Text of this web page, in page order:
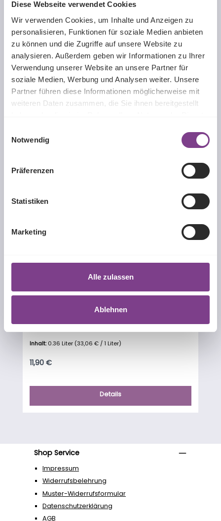
Diese Webseite verwendet Cookies
Wir verwenden Cookies, um Inhalte und Anzeigen zu
personalisieren, Funktionen für soziale Medien anbieten
zu können und die Zugriffe auf unsere Website zu
analysieren. Außerdem geben wir Informationen zu Ihrer
Verwendung unserer Website an unsere Partner für
soziale Medien, Werbung und Analysen weiter. Unsere
Partner führen diese Informationen möglicherweise mit
weiteren Daten zusammen, die Sie ihnen bereitgestellt
Notwendig
Präferenzen
Statistiken
Marketing
Alle zulassen
Ablehnen
Sauerstoffdurchlässigkeit:
154 Dk/t (bei -3,00 dpt.)
Tragemodalität:
Monatslinse
UV-Schutz*:
UV-Schutz und HEVL Filter
Wassergehalt:
55%
Premium-Monatskontaktlinse mit Wassergradient und
Inhalt:0.36 Liter (33,06 € / 1 Liter)
Regulärer Preis:
11,90 €
Details
Shop Service
Impressum
Widerrufsbelehrung
Muster-Widerrufsformular
Datenschutzerklärung
AGB